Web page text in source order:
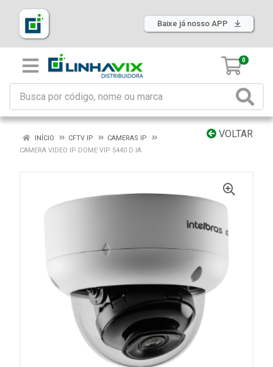
Baixe já nosso APP
0
VOLTAR
INÍCIO CFTV IP
CAMERAS IP
CAMERA VIDEO IP DOME VIP 5440 D IA